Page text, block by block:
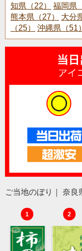
知県（22）
福岡県
熊本県（27）
大分
（25）
沖縄県（51）
ご当地のぼり｜ 奈
1 2